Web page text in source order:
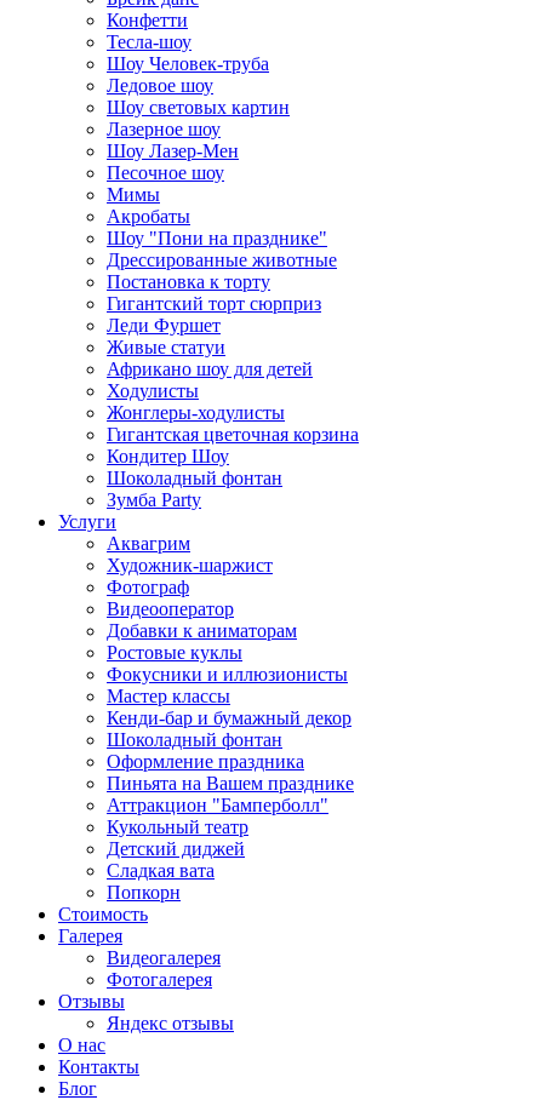
Конфетти
Тесла-шоу
Шоу Человек-труба
Ледовое шоу
Шоу световых картин
Лазерное шоу
Шоу Лазер-Мен
Песочное шоу
Мимы
Акробаты
Шоу "Пони на празднике"
Дрессированные животные
Постановка к торту
Гигантский торт сюрприз
Леди Фуршет
Живые статуи
Африкано шоу для детей
Ходулисты
Жонглеры-ходулисты
Гигантская цветочная корзина
Кондитер Шоу
Шоколадный фонтан
Зумба Party
Услуги
Аквагрим
Художник-шаржист
Фотограф
Видеооператор
Добавки к аниматорам
Ростовые куклы
Фокусники и иллюзионисты
Мастер классы
Кенди-бар и бумажный декор
Шоколадный фонтан
Оформление праздника
Пиньята на Вашем празднике
Аттракцион "Бамперболл"
Кукольный театр
Детский диджей
Сладкая вата
Попкорн
Стоимость
Галерея
Видеогалерея
Фотогалерея
Отзывы
Яндекс отзывы
О нас
Контакты
Блог